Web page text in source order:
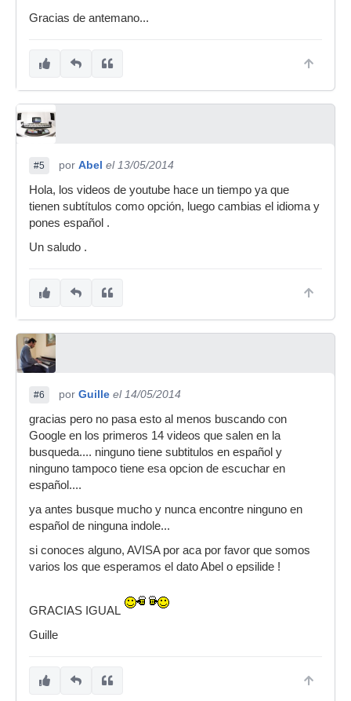
Gracias de antemano...
#5 por Abel el 13/05/2014
Hola, los videos de youtube hace un tiempo ya que
tienen subtítulos como opción, luego cambias el idioma y
pones español .
Un saludo .
#6 por Guille el 14/05/2014
gracias pero no pasa esto al menos buscando con
Google en los primeros 14 videos que salen en la
busqueda.... ninguno tiene subtitulos en español y
ninguno tampoco tiene esa opcion de escuchar en
español....
ya antes busque mucho y nunca encontre ninguno en
español de ninguna indole...
si conoces alguno, AVISA por aca por favor que somos
varios los que esperamos el dato Abel o epsilide !
GRACIAS IGUAL
Guille